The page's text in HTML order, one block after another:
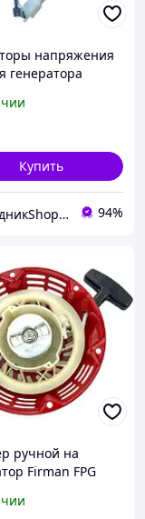
напряжения
генератора
Купить
"РасходникShop" интернет магазин комплектующих и запчастей 94%
ручной на
Firman FPG